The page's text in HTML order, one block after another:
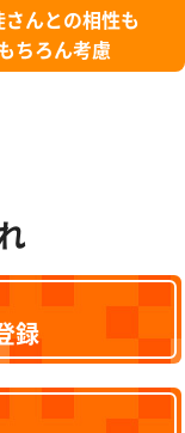
さんとの相性も
ちろん考慮
録